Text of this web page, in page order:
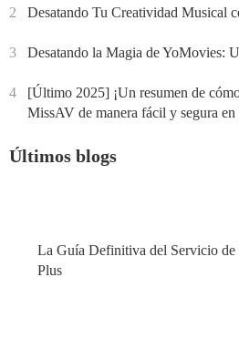
2 Desatando Tu Creatividad Musical
3 Desatando la Magia de YoMovies:
4
[Último 2025] ¡Un resumen de
MissAV de manera fácil y segura
Últimos blogs
La Guía Definitiva del Servicio
Plus